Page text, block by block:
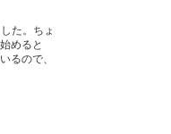
た。ちょ
めると
るので、